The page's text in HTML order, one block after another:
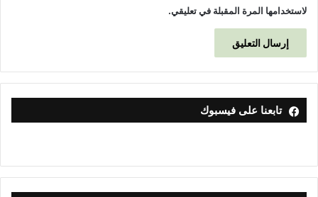
لاستخدامها المرة المقبلة في تعليقي.
تابعنا على فيسبوك